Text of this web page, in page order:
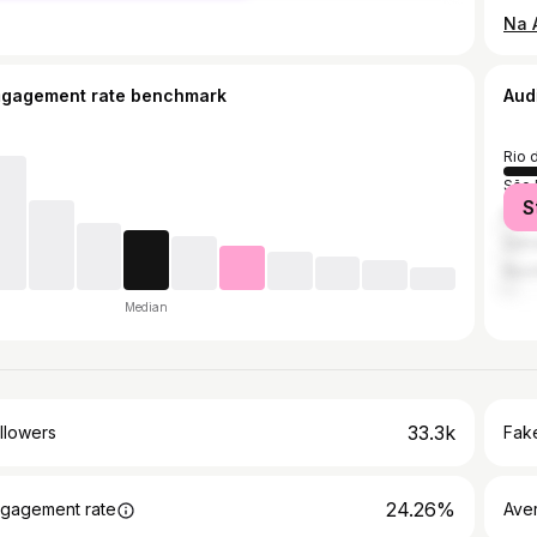
rate benchmark
Median
Rio
São
33.3k
rate 24.26%